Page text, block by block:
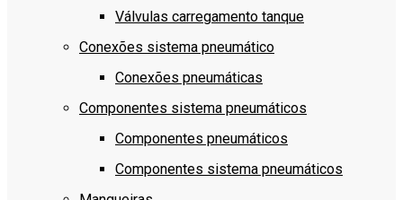
Válvulas carregamento tanque
Conexões sistema pneumático
Conexões pneumáticas
Componentes sistema pneumáticos
Componentes pneumáticos
Componentes sistema pneumáticos